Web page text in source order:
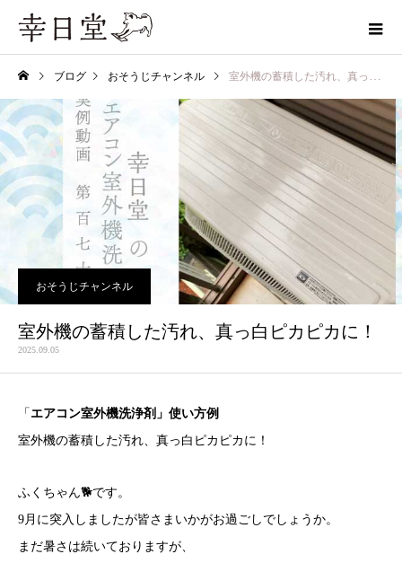
ブログ おそうじチャンネル 室外機の蓄積した汚れ、真っ白ピカピカに！
おそうじチャンネル
室外機の蓄積した汚れ、真っ白ピカピカに！
2025.09.05
「 エアコン室外機洗浄剤」使い方例
室外機の蓄積した汚れ、真っ白ピカピカに！
ふくちゃん🐕です。
9月に突入しましたが皆さまいかがお過ごしでしょうか。
まだ暑さは続いておりますが、